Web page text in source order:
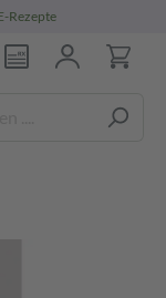
Rezepte